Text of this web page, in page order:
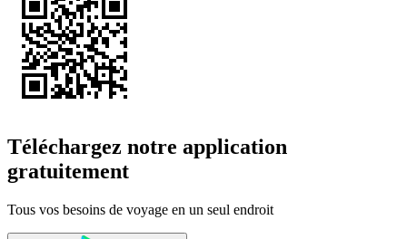
Téléchargez notre application
gratuitement
Tous vos besoins de voyage en un seul endroit